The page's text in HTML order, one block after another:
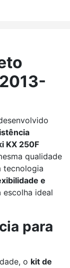
KX 250F
qualidade
tecnologia
e
escolha ideal
para
o kit de